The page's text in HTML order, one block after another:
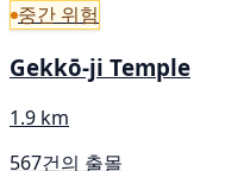
중간 위험
Gekkō-ji Temple
1.9 km
567건의 출몰